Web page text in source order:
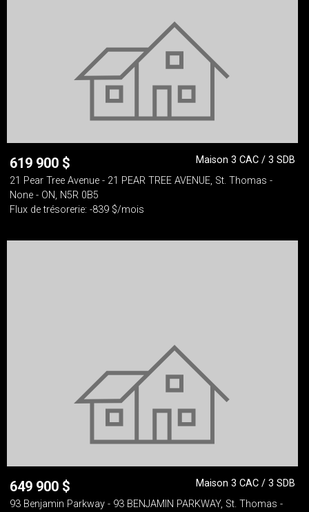
619 900 $
Maison 3 CAC / 3 SDB
21 Pear Tree Avenue - 21 PEAR TREE AVENUE, St. Thomas -
None - ON, N5R 0B5
Flux de trésorerie: -839 $/mois
649 900 $
Maison 3 CAC / 3 SDB
93 Benjamin Parkway - 93 BENJAMIN PARKWAY, St. Thomas -